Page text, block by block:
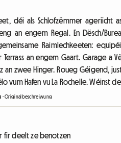
déi als Schlofzëmmer ageriicht
an engem Regal. En Dësch/
Raimlechkeeten:
an engem Gaart. Garage a
an zwee Hinger. Roueg Géigend,
vum Hafen vu La Rochelle. Wéinst
-Originalbeschreiwung
fir deelt ze benotzen